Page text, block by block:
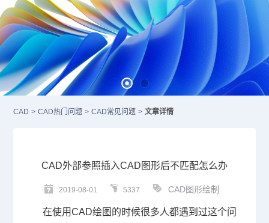
CAD > CAD热门问题 > CAD常见问题 > 文章详情
CAD外部参照插入CAD图形后不匹配怎么办
2019-08-01 5337 CAD图形绘制
在使用CAD绘图的时候很多人都遇到过这个问